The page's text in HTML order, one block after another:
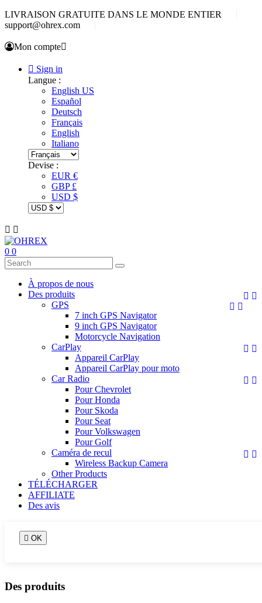
LIVRAISON GRATUITE DANS LE MONDE ENTIER
support@ohrex.com
Mon compte
 Sign in
Langue :
English US
Español
Deutsch
Français
English
Italiano
Devise :
EUR €
GBP £
USD $
 
0 0
À propos de nous
 
Des produits
 
GPS
7 inch GPS Navigator
9 inch GPS Navigator
Motorcycle Navigation
 
CarPlay
Appareil CarPlay
Appareil CarPlay pour moto
 
Car Radio
Pour Chevrolet
Pour Honda
Pour Skoda
Pour Seat
Pour Volkswagen
Pour Golf
 
Caméra de recul
Wireless Backup Camera
Other Products
TÉLÉCHARGER
AFFILIATE
Des avis
 OK
Des produits